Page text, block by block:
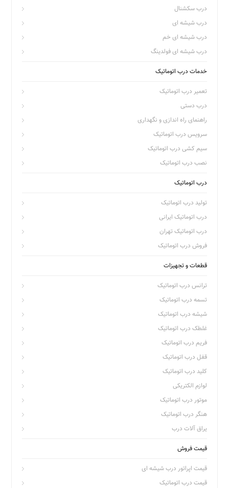
درب سکشنال
درب شیشه ای
درب شیشه ای خم
درب شیشه ای فولدینگ
خدمات درب اتوماتیک
تعمیر درب اتوماتیک
درب دستی
راهنمای راه اندازی و نگهداری
سرویس درب اتوماتیک
سیم کشی درب اتوماتیک
نصب درب اتوماتیک
درب اتوماتیک
تولید درب اتوماتیک
درب اتوماتیک ایرانی
درب اتوماتیک تهران
فروش درب اتوماتیک
قطعات و تجهیزات
ترانس درب اتوماتیک
تسمه درب اتوماتیک
شیشه درب اتوماتیک
غلطک درب اتوماتیک
فریم درب اتوماتیک
قفل درب اتوماتیک
کلید درب اتوماتیک
لوازم الکتریکی
موتور درب اتوماتیک
هنگر درب اتوماتیک
یراق آلات درب
قیمت فروش
قیمت اپراتور درب شیشه ای
قیمت درب اتوماتیک